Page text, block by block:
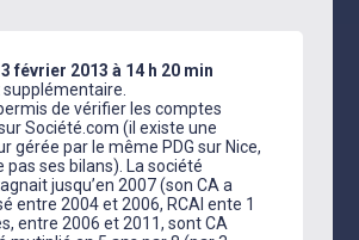
février 2013 à 14 h 20 min
de vérifier les comptes
Société.com (il existe une
gérée par le même PDG sur Nice,
pas ses bilans). La société
jusqu’en 2007 (son CA a
entre 2004 et 2006, RCAI ente 1
entre 2006 et 2011, sont CA